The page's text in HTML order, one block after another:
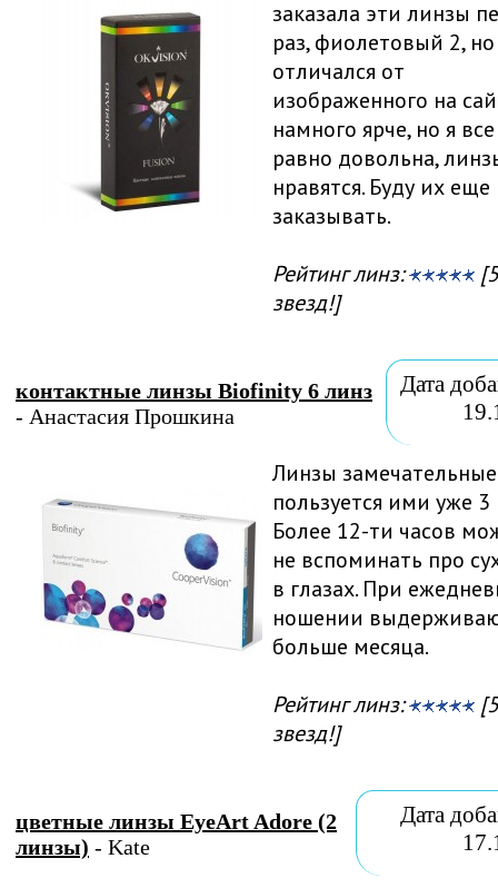
заказала эти линзы
раз, фиолетовый 2,
отличался от
изображенного на
намного ярче, но я все
равно довольна,
нравятся. Буду их еще
заказывать.
Рейтинг линз:
звезд!]
контактные линзы Biofinity 6 линз
- Анастасия Прошкина
Дата
Линзы
пользуется ими уже 3
Более 12-ти часов
не вспоминать про
в глазах. При
ношении
больше месяца.
Рейтинг линз:
звезд!]
цветные линзы EyeArt Adore (2
линзы) - Kate
Дата